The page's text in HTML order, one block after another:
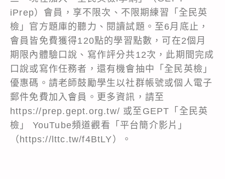
iPrep）會員，享不限次、不限期練習「全民英
檢」官方題庫的聽力、閱讀試題。至6月底止，
會員皆免費獲得120點的學習點數，可在2個月
期限內體驗口說、寫作評分共12次，此期間完成
口說或寫作任務者，還有機會抽中「全民英檢」
優惠碼。請老師鼓勵學生以社群帳號或個人電子
郵件免費加入會員。更多資訊，請至
https://prep.gept.org.tw/ 或至GEPT「全民英
檢」 YouTube頻道觀看「平台簡介影片」
（https://lttc.tw/f4BtLY）。